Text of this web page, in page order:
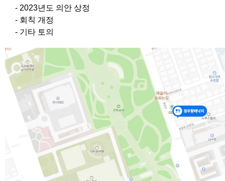
- 2023년도 의안 상정
- 회칙 개정
- 기타 토의